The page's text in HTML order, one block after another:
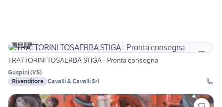
5
TRATTORINI TOSAERBA STIGA - Pronta consegna
Guspini(VS)
Rivenditore Cavalli & Cavalli Srl